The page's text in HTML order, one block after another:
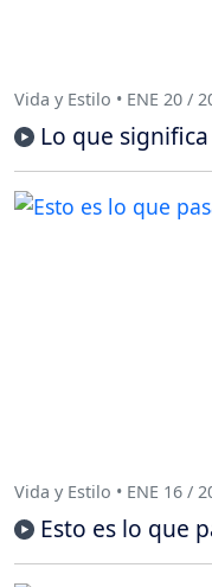
Vida y Estilo • ENE 20 /
Lo que
Vida y Estilo • ENE 16 /
Esto es lo que